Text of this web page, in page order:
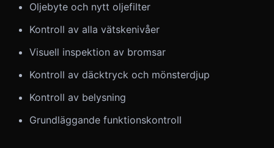
Oljebyte och nytt oljefilter
Kontroll av alla vätskenivåer
Visuell inspektion av bromsar
Kontroll av däcktryck och mönsterdjup
Kontroll av belysning
Grundläggande funktionskontroll